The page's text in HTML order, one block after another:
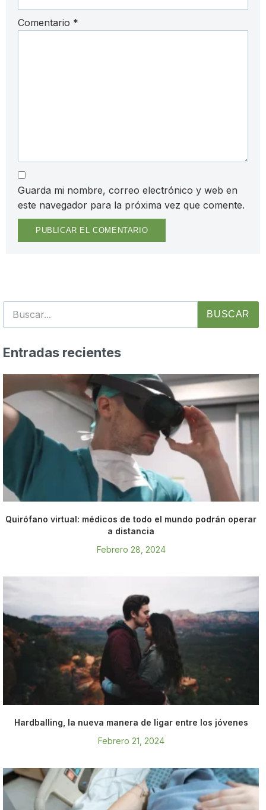
Comentario *
Guarda mi nombre, correo electrónico y web en
este navegador para la próxima vez que comente.
BUSCAR
Entradas recientes
Quirófano virtual: médicos de todo el mundo podrán operar
a distancia
Febrero 28, 2024
Hardballing, la nueva manera de ligar entre los jóvenes
Febrero 21, 2024